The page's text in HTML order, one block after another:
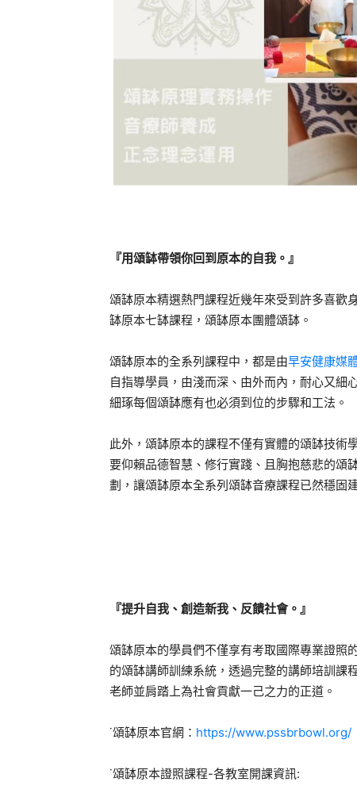
『用頌缽帶領你回到原本的自我。』
頌缽原本精選熱門課程近幾年來受到許多喜歡
缽原本七缽課程，頌缽原本團體頌缽。
頌缽原本的全系列課程中，都是由早安健康媒
自指導學員，由淺而深、由外而內，耐心又細
細琢每個頌缽應有也必須到位的步驟和工法。
此外，頌缽原本的課程不僅有實體的頌缽技術
要仰賴品德智慧、修行實踐、且胸抱慈悲的頌
劃，讓頌缽原本全系列頌缽音療課程已然穩固
『提升自我、創造新我、反饋社會。』
頌缽原本的學員們不僅享有考取國際專業證照
的頌缽講師訓練系統，透過完整的講師培訓課
老師並肩踏上為社會貢獻一己之力的正道。
˙頌缽原本官網： https://www.pssbrbowl.org/
˙頌缽原本證照課程-各教室開課資訊: